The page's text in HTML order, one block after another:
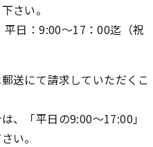
さい。
：9:00～17：00迄（祝
送にて請求していただくこ
、「平日の9:00～17:00」
い。